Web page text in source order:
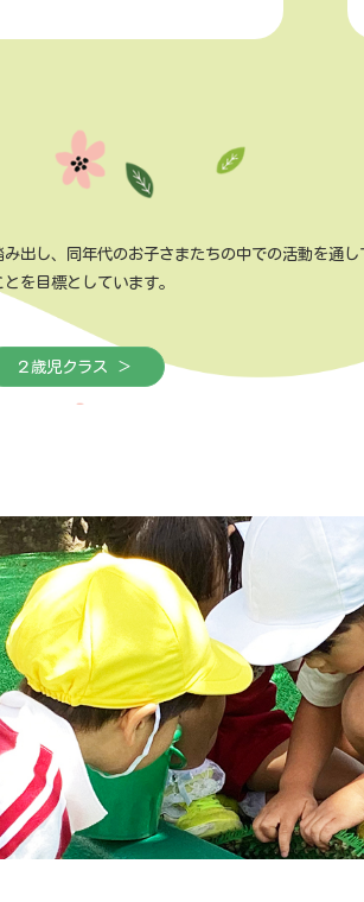
出し、同年代のお子さまたちの中での活動を通し
を目標としています。
２歳児クラス ＞